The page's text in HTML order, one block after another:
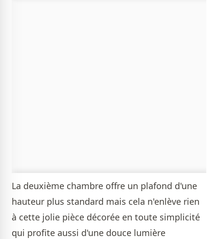
La deuxième chambre offre un plafond d'une
hauteur plus standard mais cela n'enlève rien
à cette jolie pièce décorée en toute simplicité
qui profite aussi d'une douce lumière